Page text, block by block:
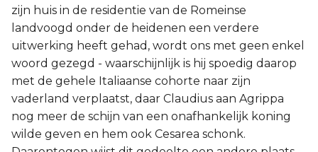
zijn huis in de residentie van de Romeinse
landvoogd onder de heidenen een verdere
uitwerking heeft gehad, wordt ons met geen enkel
woord gezegd - waarschijnlijk is hij spoedig daarop
met de gehele Italiaanse cohorte naar zijn
vaderland verplaatst, daar Claudius aan Agrippa
nog meer de schijn van een onafhankelijk koning
wilde geven en hem ook Cesarea schonk.